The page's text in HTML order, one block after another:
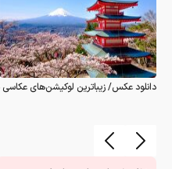
دانلود عکس/ زیباترین لوکیشن‌های